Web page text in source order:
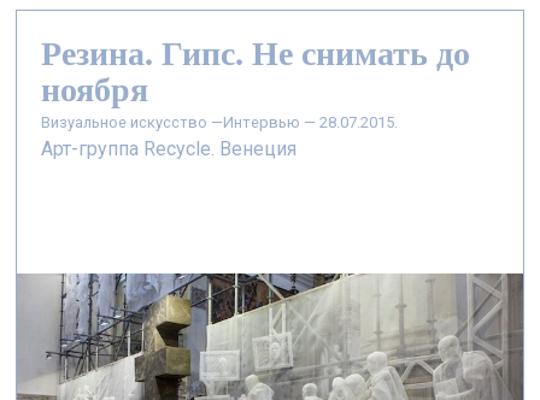
Резина. Гипс. Не снимать до
ноября
визуальное искусство —Интервью — 28.07.2015.
Арт-группа Recycle. Венеция